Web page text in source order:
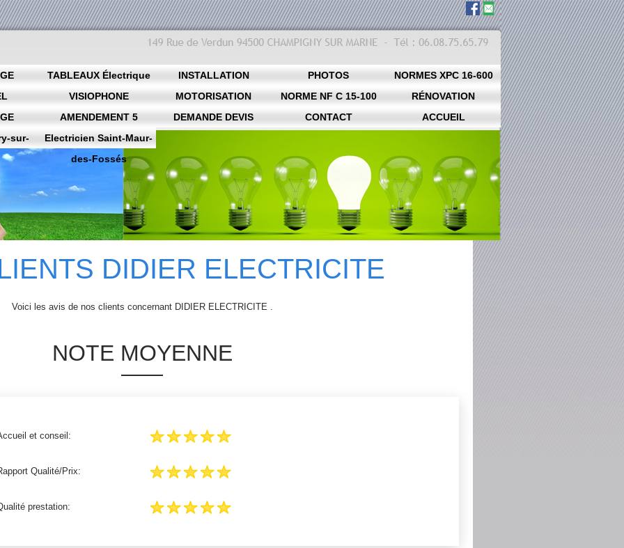
TABLEAUX Électrique
Tarifs
INSTALLATION
ÉLECTRIQUE
PHOTOS
NORMES XPC 16-600
VISIOPHONE
MOTORISATION
PORTAIL
NORME NF C 15-100
RÉNOVATION
ÉLECTRIQUE
AMENDEMENT 5 DEMANDE DEVIS CONTACT
ACCUEIL
sur-
Electricien Saint-Maur-
des-Fossés
DIDIER ELECTRICITE
Voici les avis de nos clients concernant DIDIER ELECTRICITE .
NOTE MOYENNE
et conseil:
Qualité/Prix:
prestation: